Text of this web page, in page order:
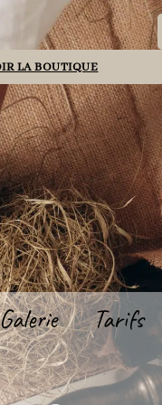
LA BOUTIQUE
Tarifs